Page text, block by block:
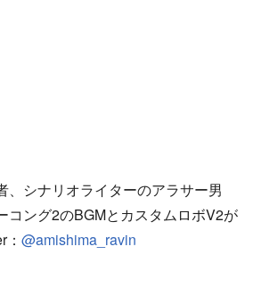
、シナリオライターのアラサー男
コング2のBGMとカスタムロボV2が
@amishima_ravin